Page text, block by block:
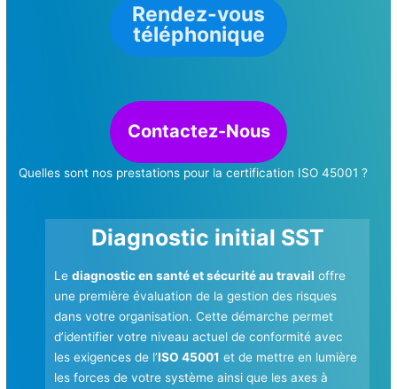
Rendez-vous
téléphonique
Contactez-Nous
Quelles sont nos prestations pour la certification ISO 45001 ?
Diagnostic initial SST
Lediagnostic en santé et sécurité au travail offre
une première évaluation de la gestion des risques
dans votre organisation. Cette démarche permet
d’identifier votre niveau actuel de conformité avec
les exigences de l’ISO 45001 et de mettre en lumière
les forces de votre système ainsi que les axes à